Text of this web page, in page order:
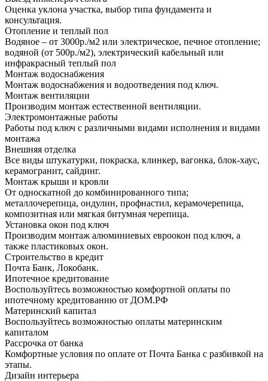
Оценка уклона участка, выбор типа фундамента и
консультация.
Отопление и теплый пол
Водяное – от 3000р./м2 или электрическое, печное отопление;
водяной (от 500р./м2), электрический кабельный или
инфракрасный теплый пол
Монтаж водоснабжения
Монтаж водоснабжения и водоотведения под ключ.
Монтаж вентиляции
Производим монтаж естественной вентиляции.
Электромонтажные работы
Работы под ключ с различными видами исполнения и видами
монтажа
Внешняя отделка
Все виды штукатурки, покраска, клинкер, вагонка, блок-хаус,
керамогранит, сайдинг.
Монтаж крыши и кровли
От односкатной до комбинированного типа;
металлочерепица, ондулин, профнастил, керамочерепица,
композитная или мягкая битумная черепица.
Установка окон под ключ
Производим монтаж алюминиевых евроокон под ключ, а
также пластиковых окон.
Строительство в кредит
Почта Банк, Локобанк.
Ипотечное кредитование
Воспользуйтесь возможностью комфортной оплаты по
ипотечному кредитованию от ДОМ.РФ
Материнский капитал
Воспользуйтесь возможностью оплаты материнским
капиталом
Рассрочка от банка
Комфортные условия по оплате от Почта Банка с разбивкой на
этапы.
Дизайн интерьера